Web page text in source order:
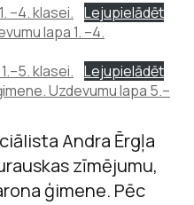
–4. klasei. Lejupielādēt
lapa 1. –4.
klasei. Lejupielādēt
Uzdevumu lapa 5.–
Andra Ērgļa
zīmējumu,
ģimene. Pēc